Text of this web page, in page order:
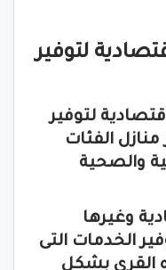
لتوفير
لتوفير
الفئات
والصحية
وغيرها
الخدمات التى
القرى بشكل